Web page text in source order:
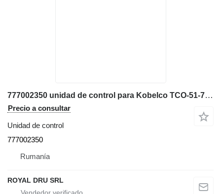
777002350 unidad de control para Kobelco TCO-51-7-ALL excavadora
Precio a consultar
Unidad de control
777002350
Rumanía
ROYAL DRU SRL